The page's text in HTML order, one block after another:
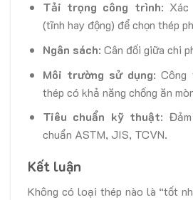
Tải trọng công trình:
(tĩnh hay động) để chọn thép
Ngân sách: Cân đối giữa chi
Môi trường sử dụng: Công
thép có khả năng chống ăn
Tiêu chuẩn kỹ thuật:
chuẩn ASTM, JIS, TCVN.
Kết luận
Không có loại thép nào là “tốt